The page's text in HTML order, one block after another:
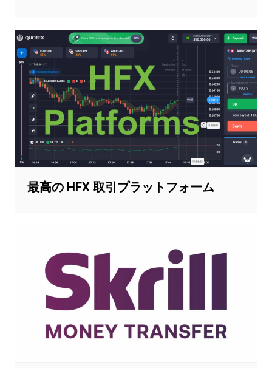
ョ
ン
最高の HFX 取引プラットフォーム